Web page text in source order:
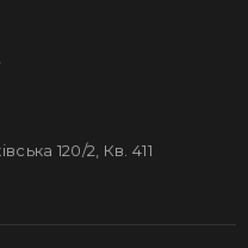
120/2, Кв. 411